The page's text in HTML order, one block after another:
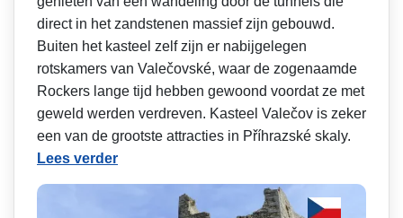
direct in het zandstenen massief zijn gebouwd.
Buiten het kasteel zelf zijn er nabijgelegen
rotskamers van Valečovské, waar de zogenaamde
Rockers lange tijd hebben gewoond voordat ze met
geweld werden verdreven. Kasteel Valečov is zeker
een van de grootste attracties in Příhrazské skaly.
Lees verder